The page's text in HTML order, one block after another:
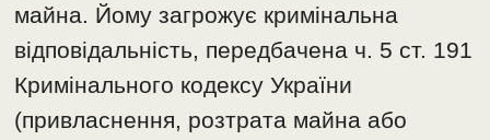
майна. Йому загрожує кримінальна
відповідальність, передбачена ч. 5 ст. 191
Кримінального кодексу України
(привласнення, розтрата майна або